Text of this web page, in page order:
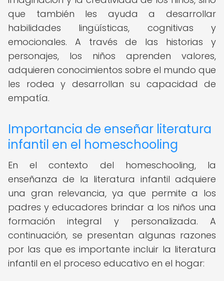
que también les ayuda a desarrollar
habilidades lingüísticas, cognitivas y
emocionales. A través de las historias y
personajes, los niños aprenden valores,
adquieren conocimientos sobre el mundo que
les rodea y desarrollan su capacidad de
empatía.
Importancia de enseñar literatura
infantil en el homeschooling
En el contexto del homeschooling, la
enseñanza de la literatura infantil adquiere
una gran relevancia, ya que permite a los
padres y educadores brindar a los niños una
formación integral y personalizada. A
continuación, se presentan algunas razones
por las que es importante incluir la literatura
infantil en el proceso educativo en el hogar: